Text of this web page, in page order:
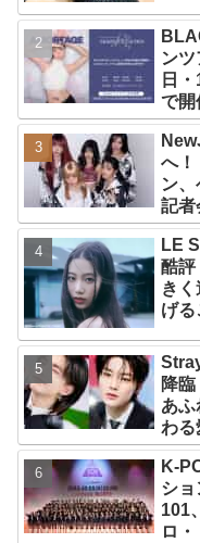
ン
日
で開
ラ”
『
へ！
ン
記
LE
酷評
き
げる
降
あ
わる
K-
シ
101
ロ